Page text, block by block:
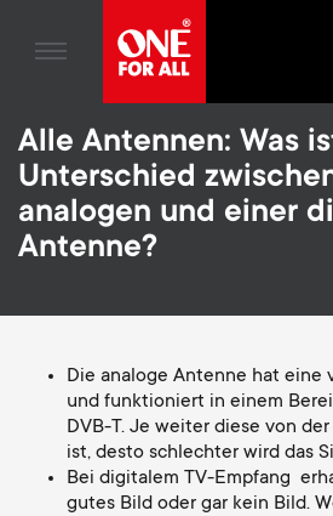
main
content
v
g
a
TV-Wandhalterungen
TV Stative
Monitor-Arme
Gaming Monitorarme
S
e
c
o
n
Montagezubehör
Zubehör für Monitorarme
Kabel
Soundbar-Halterungen
Unterhaltungselektronik
Gaming
Blogs
House Stories
Nachhaltigkeit
Über One For All
Kundendienst
Universal
TV-Antennen
TV-Wandhalterungen
S
e
Allgemeine Unterstützung
Zubehör
Alle Antennen: Was
Unterschied
analogen und einer
Antenne?
Die analoge Antenne hat eine
und funktioniert in einem
DVB-T. Je weiter diese von
ist, desto schlechter wird das
Bei digitalem TV-Empfang
gutes Bild oder gar kein Bild.